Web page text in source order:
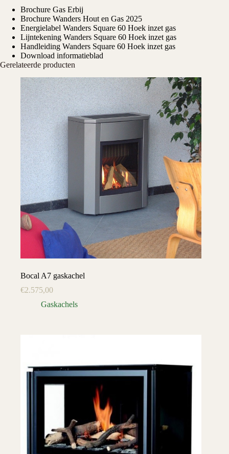
Brochure Gas Erbij
Brochure Wanders Hout en Gas 2025
Energielabel Wanders Square 60 Hoek inzet gas
Lijntekening Wanders Square 60 Hoek inzet gas
Handleiding Wanders Square 60 Hoek inzet gas
Download informatieblad
Gerelateerde producten
Bocal A7 gaskachel
€2.575,00
Gaskachels